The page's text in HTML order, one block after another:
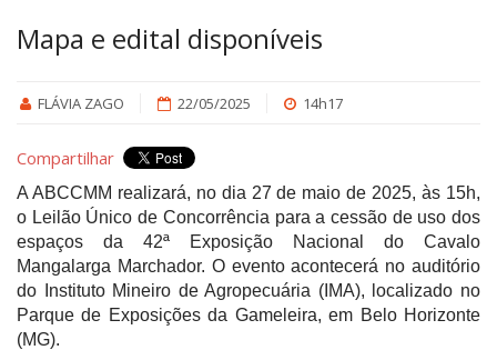
Mapa e edital disponíveis
FLÁVIA ZAGO 22/05/2025 14h17
Compartilhar
A ABCCMM realizará, no dia 27 de maio de 2025, às 15h,
o Leilão Único de Concorrência para a cessão de uso dos
espaços da 42ª Exposição Nacional do Cavalo
Mangalarga Marchador. O evento acontecerá no auditório
do Instituto Mineiro de Agropecuária (IMA), localizado no
Parque de Exposições da Gameleira, em Belo Horizonte
(MG).